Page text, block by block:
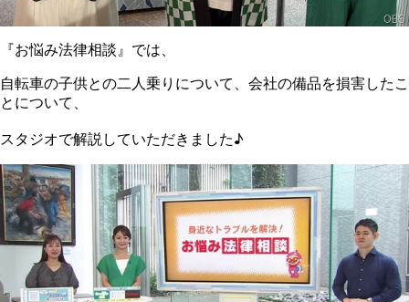
『お悩み法律相談』では、
自転車の子供との二人乗りについて、会社の備品を損害したこ
とについて、
スタジオで解説していただきました♪